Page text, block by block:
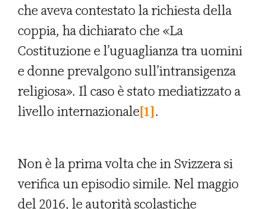
che aveva contestato la richiesta della
coppia, ha dichiarato che «La
Costituzione e l’uguaglianza tra uomini
e donne prevalgono sull’intransigenza
religiosa». Il caso è stato mediatizzato a
livello internazionale[1].
Non è la prima volta che in Svizzera si
verifica un episodio simile. Nel maggio
del 2016, le autorità scolastiche